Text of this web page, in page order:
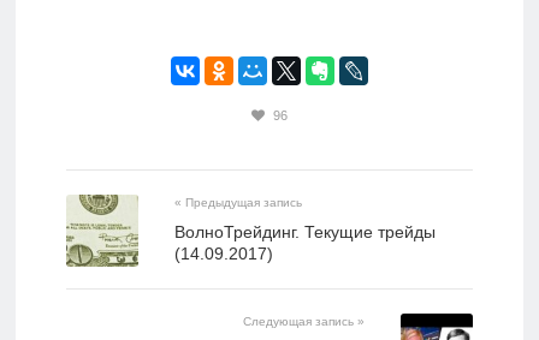
96
« Предыдущая запись
ВолноТрейдинг. Текущие трейды
(14.09.2017)
Следующая запись »